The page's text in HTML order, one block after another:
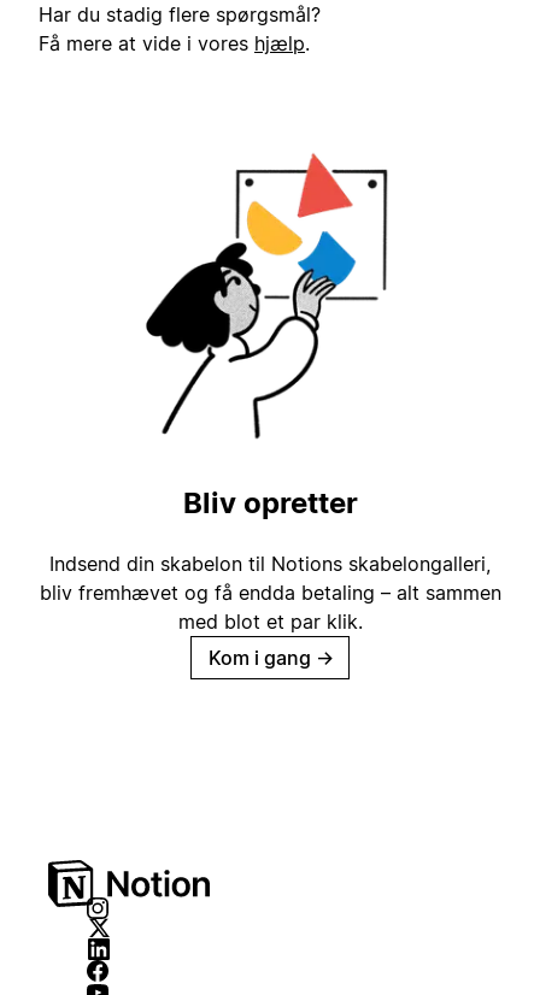
Har du stadig flere spørgsmål?
Få mere at vide i vores hjælp.
Bliv opretter
Indsend din skabelon til Notions skabelongalleri,
bliv fremhævet og få endda betaling – alt sammen
med blot et par klik.
Kom i gang →